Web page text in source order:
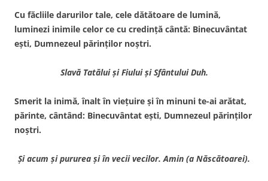
Cu făcliile darurilor tale, cele dătătoare de lumină,
luminezi inimile celor ce cu credinţă cântă: Binecuvântat
eşti, Dumnezeul părinţilor noştri.
Slavă Tatălui şi Fiului şi Sfântului Duh.
Smerit la inimă, înalt în vieţuire şi în minuni te-ai arătat,
părinte, cântând: Binecuvântat eşti, Dumnezeul părinţilor
noştri.
Şi acum şi pururea şi în vecii vecilor. Amin (a Născătoarei).